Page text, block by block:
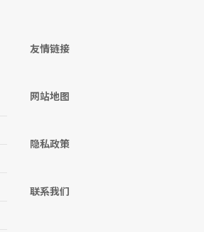
友情链接
网站地图
隐私政策
联系我们